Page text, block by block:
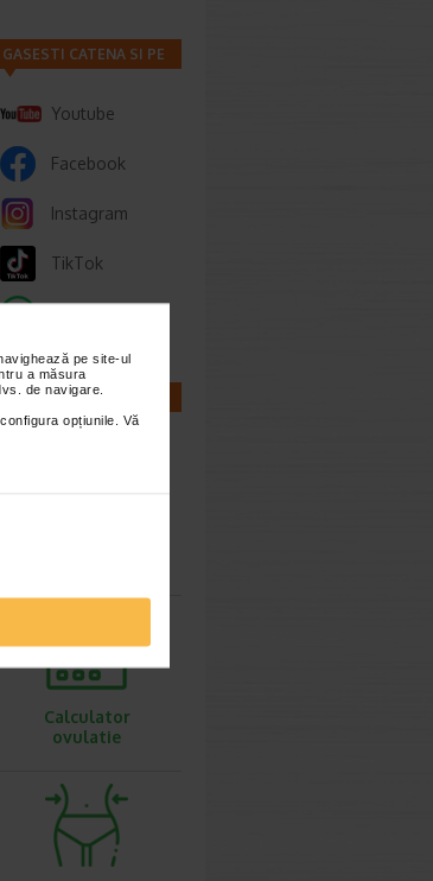
pe site-ul
a măsura
de navigare.
opțiunile. Vă
GASESTI CATENA SI PE
Youtube
Facebook
Instagram
TikTok
CALCULATOARE
Calculator
ovulatie